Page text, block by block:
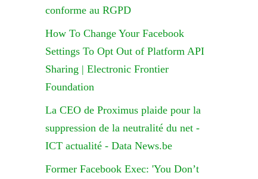
conforme au RGPD
How To Change Your Facebook
Settings To Opt Out of Platform API
Sharing | Electronic Frontier
Foundation
La CEO de Proximus plaide pour la
suppression de la neutralité du net -
ICT actualité - Data News.be
Former Facebook Exec: 'You Don’t